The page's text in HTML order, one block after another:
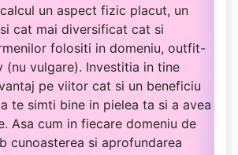
un aspect fizic placut, un
cat mai diversificat cat si
folositi in domeniu, outfit-
(nu vulgare). Investitia in tine
pe viitor cat si un beneficiu
te simti bine in pielea ta si a avea
Asa cum in fiecare domeniu de
cunoasterea si aprofundarea